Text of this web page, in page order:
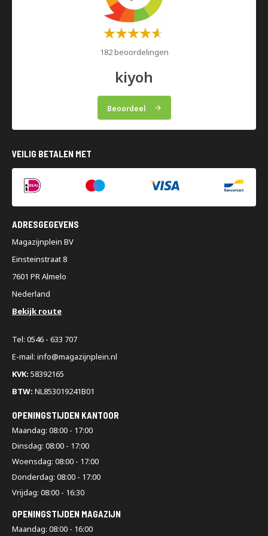
Waardering:
182 beoordelingen
kiyoh
Beoordeel
VEILIG BETALEN MET
ADRESGEGEVENS
Magazijnplein BV
Einsteinstraat 8
7601 PR Almelo
Nederland
Bekijk route
Tel: 0546 - 633 707
E-mail: info@magazijnplein.nl
KVK: 58392165
BTW: NL853019241B01
OPENINGSTIJDEN KANTOOR
Maandag: 08:00 - 17:00
Dinsdag: 08:00 - 17:00
Woensdag: 08:00 - 17:00
Donderdag: 08:00 - 17:00
Vrijdag: 08:00 - 16:30
OPENINGSTIJDEN MAGAZIJN
Maandag: 08:00 - 16:00